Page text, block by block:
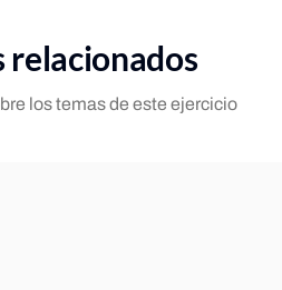
relacionados
los temas de este ejercicio